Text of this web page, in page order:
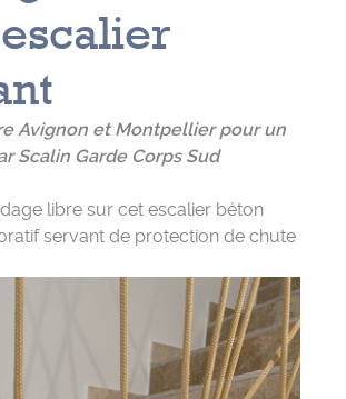
Avignon et Montpellier pour un
Scalin Garde Corps Sud
libre sur cet escalier béton
servant de protection de chute